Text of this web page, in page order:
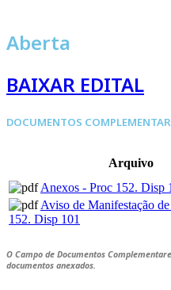
Aberta
BAIXAR EDITAL
DOCUMENTOS
Arquivo
Anexos - Proc 152. Disp
Aviso de Manifestação
152. Disp 101
O Campo de Documentos
documentos anexados.